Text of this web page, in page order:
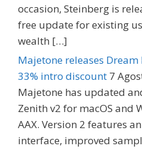
occasion, Steinberg is
free update for existing
wealth […]
Majetone releases
33% intro discount 7
Majetone has updated
Zenith v2 for macOS and
AAX. Version 2 features
interface, improved